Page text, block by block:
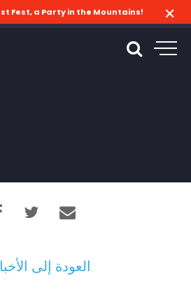
Fest, a Party in the Mountains!
العودة إلى